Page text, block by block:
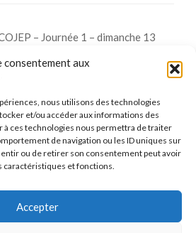
consentement aux
nous utilisons des technologies
et/ou accéder aux informations des
à ces technologies nous permettra de traiter
de navigation ou les ID uniques sur
ou de retirer son consentement peut avoir
caractéristiques et fonctions.
Accepter
– Journée 1 – dimanche 13
are closed.